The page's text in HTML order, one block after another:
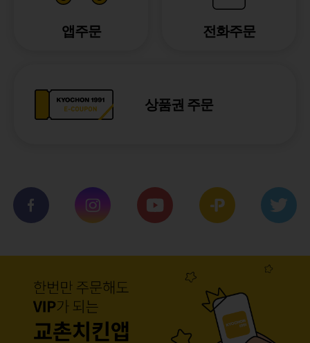
앱주문 전화주문
상품권 주문